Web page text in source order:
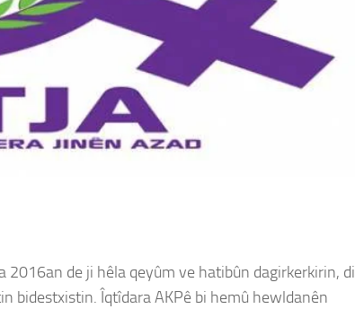
2016an de ji hêla qeyûm ve hatibûn dagirkerkirin, di
bidestxistin. Îqtîdara AKPê bi hemû hewldanên